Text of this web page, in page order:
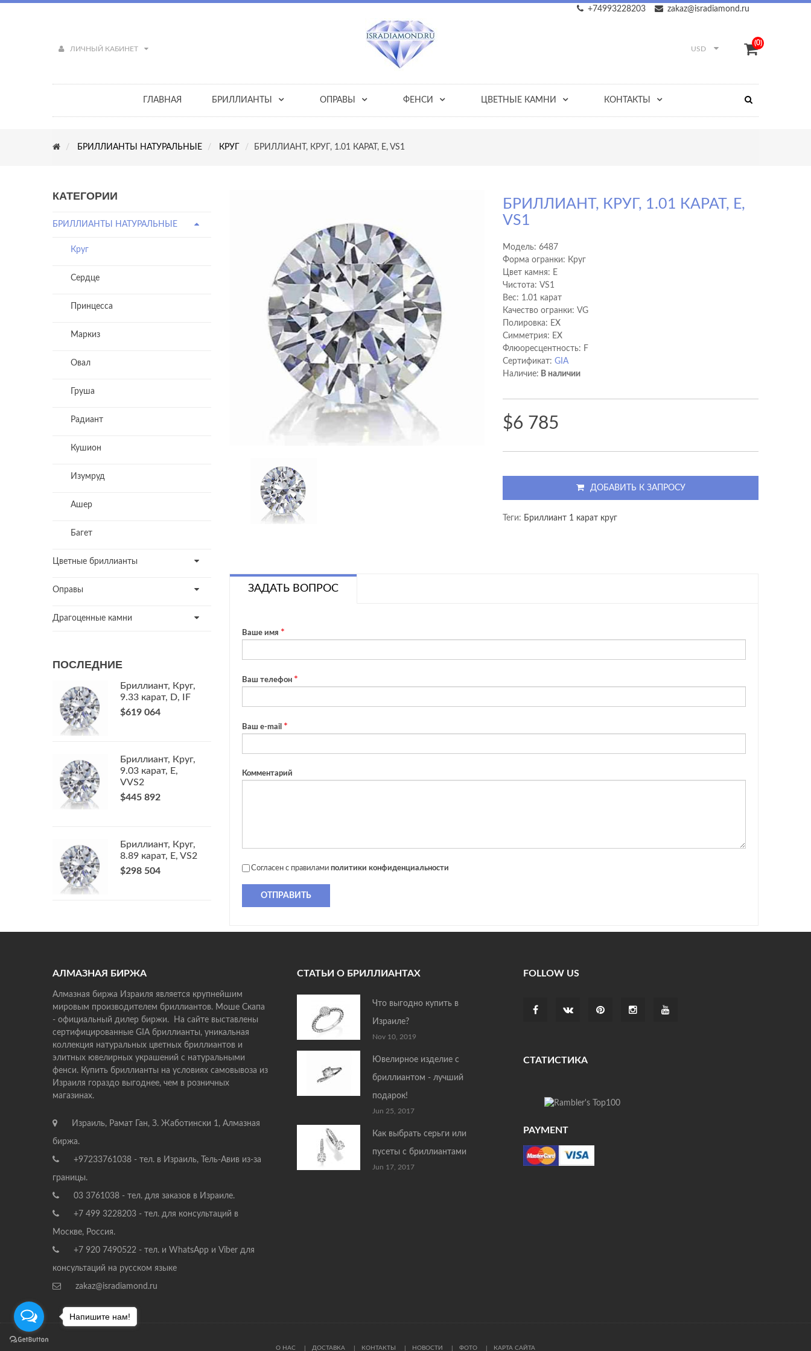
zakaz@isradiamond.ru
+74993228203
ЛИЧНЫЙ КАБИНЕТ USD
(0)
ГЛАВНАЯ БРИЛЛИАНТЫ ОПРАВЫ ФЕНСИ ЦВЕТНЫЕ КАМНИ КОНТАКТЫ
БРИЛЛИАНТЫ НАТУРАЛЬНЫЕ КРУГ БРИЛЛИАНТ, КРУГ, 1.01 КАРАТ, E, VS1
КАТЕГОРИИ
БРИЛЛИАНТЫ НАТУРАЛЬНЫЕ
Круг
Сердце
Принцесса
Маркиз
Овал
Груша
Радиант
Кушион
Изумруд
Ашер
Багет
Цветные бриллианты
Оправы
Драгоценные камни
ПОСЛЕДНИЕ
Бриллиант, Круг,
9.33 карат, D, IF
$619 064
Бриллиант, Круг,
9.03 карат, E,
VVS2
$445 892
Бриллиант, Круг,
8.89 карат, E, VS2
$298 504
БРИЛЛИАНТ, КРУГ, 1.01 КАРАТ, E,
VS1
Модель:6487
Форма огранки: Круг
Цвет камня: E
Чистота: VS1
Вес: 1.01 карат
Качество огранки: VG
Полировка: EX
Cимметрия: EX
Флюоресцентность: F
Сертификат:GIA
Наличие: В наличии
$6 785
ДОБАВИТЬ К ЗАПРОСУ
Теги: Бриллиант 1 карат круг
ЗАДАТЬ ВОПРОС
Ваше имя
Ваш телефон
Ваш e-mail
Комментарий
Согласен с правилами политики конфиденциальности
ОТПРАВИТЬ
АЛМАЗНАЯ БИРЖА
Алмазная биржа Израиля является крупнейшим
мировым производителем бриллиантов. Моше Скапа
- официальный дилер биржи. На сайте выставлены
сертифицированные GIA бриллианты, уникальная
коллекция натуральных цветных бриллиантов и
элитных ювелирных украшений с натуральными
фенси. Купить бриллианты на условиях самовывоза из
Израиля гораздо выгоднее, чем в розничных
магазинах.
Израиль, Рамат Ган, З. Жаботински 1, Алмазная
биржа.
+97233761038 - тел. в Израиль, Тель-Авив из-за
границы.
03 3761038 - тел. для заказов в Израиле.
+7 499 3228203 - тел. для консультаций в
Москве, Россия.
+7 920 7490522 - тел. и WhatsApp и Viber для
консультаций на русском языке
zakaz@isradiamond.ru
СТАТЬИ О БРИЛЛИАНТАХ
Что выгодно купить в
Израиле?
Nov 10, 2019
Ювелирное изделие с
бриллиантом - лучший
подарок!
Jun 25, 2017
Как выбрать серьги или
пусеты с бриллиантами
Jun 17, 2017
FOLLOW US
СТАТИСТИКА
PAYMENT
О НАС ДОСТАВКА КОНТАКТЫ НОВОСТИ ФОТО КАРТА САЙТА
Напишите нам!